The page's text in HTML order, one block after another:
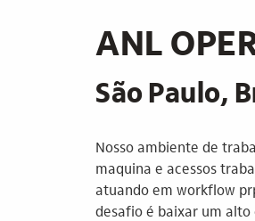
ANL
São Paulo,
Nosso ambiente de
maquina e acessos
atuando em workflow
desafio é baixar um alto